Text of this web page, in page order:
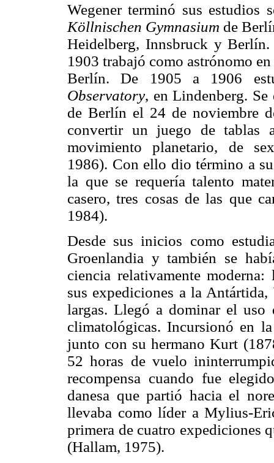
Wegener terminó sus estudios
Köllnischen Gymnasium de
Heidelberg, Innsbruck y
1903 trabajó como astrónomo
Berlín. De 1905 a 1906
Observatory, en Lindenberg.
de Berlín el 24 de noviembre
convertir un juego de tablas
movimiento planetario, de
1986). Con ello dio término a
la que se requería talento
casero, tres cosas de las que
1984).
Desde sus inicios como
Groenlandia y también se
ciencia relativamente
sus expediciones a la Antártida,
largas. Llegó a dominar el uso
climatológicas. Incursionó en
junto con su hermano Kurt
52 horas de vuelo
recompensa cuando fue
danesa que partió hacia el
llevaba como líder a Mylius-
primera de cuatro expediciones
(Hallam, 1975).